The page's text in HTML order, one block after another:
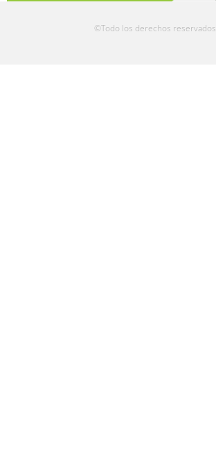
©Todo los derechos reservados